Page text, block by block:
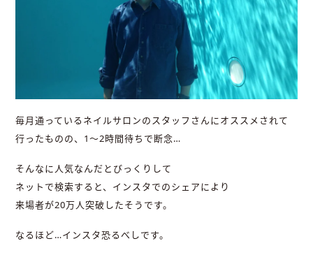
毎月通っているネイルサロンのスタッフさんにオススメされて
行ったものの、1〜2時間待ちで断念…
そんなに人気なんだとびっくりして
ネットで検索すると、インスタでのシェアにより
来場者が20万人突破したそうです。
なるほど…インスタ恐るべしです。